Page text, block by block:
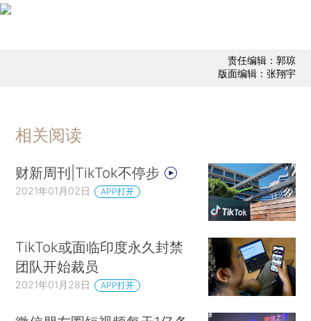
责任编辑：郭琼
版面编辑：张翔宇
相关阅读
财新周刊|TikTok不停步
2021年01月02日 APP打开
TikTok或面临印度永久封禁
团队开始裁员
2021年01月28日 APP打开